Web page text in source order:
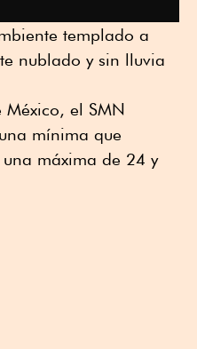
templado a
nublado y sin lluvia
México, el SMN
mínima que
máxima de 24 y